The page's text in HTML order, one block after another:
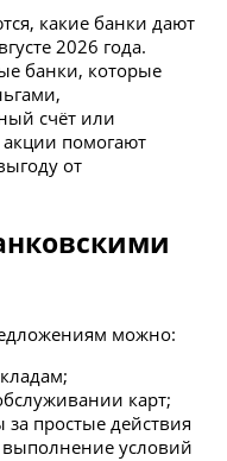
какие банки дают
2026 года.
банки, которые
счёт или
помогают
от
можно:
карт;
простые действия
условий